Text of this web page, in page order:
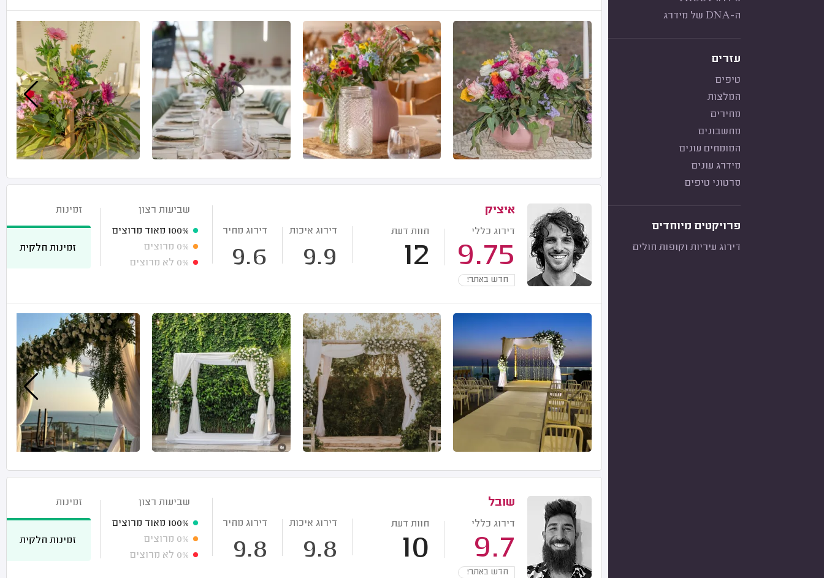
ה-DNA של מידרג
עזרים
טיפים
המלצות
מחירים
מחשבונים
המומחים עונים
מידרג עונים
סרטוני טיפים
פרויקטים מיוחדים
דירוג עיריות וקופות חולים
איציק
דירוג כללי
9.75
חוות דעת
12
דירוג איכות
9.9
דירוג מחיר
9.6
חדש באתר!
שביעות רצון
100% מאוד מרוצים
0% מרוצים
0% לא מרוצים
זמינות
זמינות חלקית
שובל
דירוג כללי
9.7
חוות דעת
10
דירוג איכות
9.8
דירוג מחיר
9.8
חדש באתר!
שביעות רצון
100% מאוד מרוצים
0% מרוצים
0% לא מרוצים
זמינות
זמינות חלקית